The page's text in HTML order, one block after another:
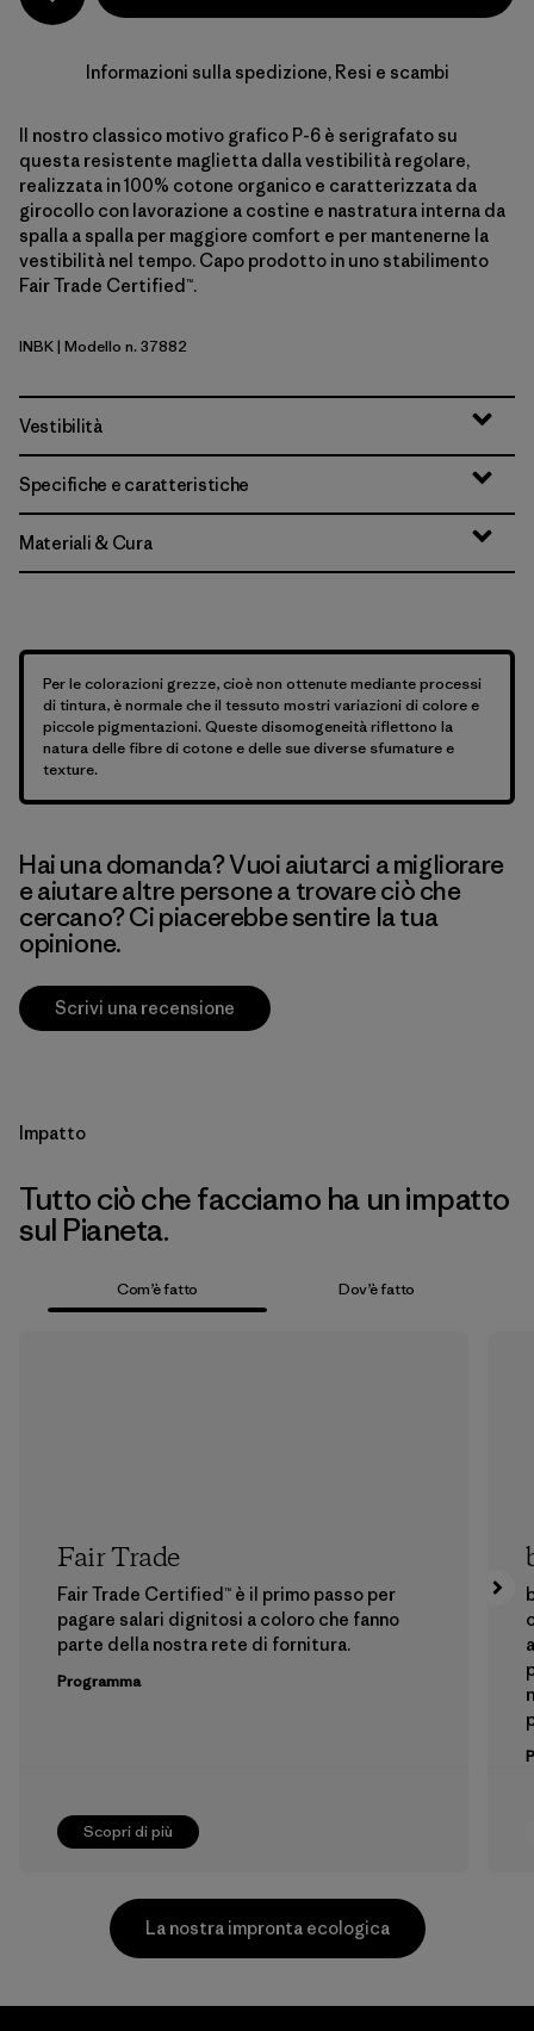
Informazioni sulla spedizione, Resi e scambi
Il nostro classico motivo grafico P-6 è serigrafato su
questa resistente maglietta dalla vestibilità regolare,
realizzata in 100% cotone organico e caratterizzata da
girocollo con lavorazione a costine e nastratura interna da
spalla a spalla per maggiore comfort e per mantenerne la
vestibilità nel tempo. Capo prodotto in uno stabilimento
Fair Trade Certified™.
Ink Black
INBK| Modello n. 37882
Vestibilità
Specifiche e caratteristiche
Materiali & Cura
Per le colorazioni grezze, cioè non ottenute mediante processi
di tintura, è normale che il tessuto mostri variazioni di colore e
piccole pigmentazioni. Queste disomogeneità riflettono la
natura delle fibre di cotone e delle sue diverse sfumature e
texture.
Hai una domanda? Vuoi aiutarci a migliorare
e aiutare altre persone a trovare ciò che
cercano? Ci piacerebbe sentire la tua
opinione.
Scrivi una recensione
Impatto
Tutto ciò che facciamo ha un impatto
sul Pianeta.
Com’è fatto Dov’è fatto
Scopri di più
Fair Trade
Fair Trade Certified™ è il primo passo per
pagare salari dignitosi a coloro che fanno
parte della nostra rete di fornitura.
Programma
La nostra impronta ecologica